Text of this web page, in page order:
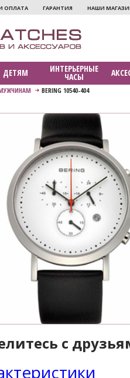
ОПЛАТА ГАРАНТИЯ НАШИ
ДЕТЯМ ИНТЕРЬЕРНЫЕ
ЧАСЫ
BERING 10540-404
с